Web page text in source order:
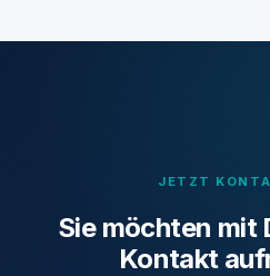
JETZT
Sie möchten mit
Kontakt